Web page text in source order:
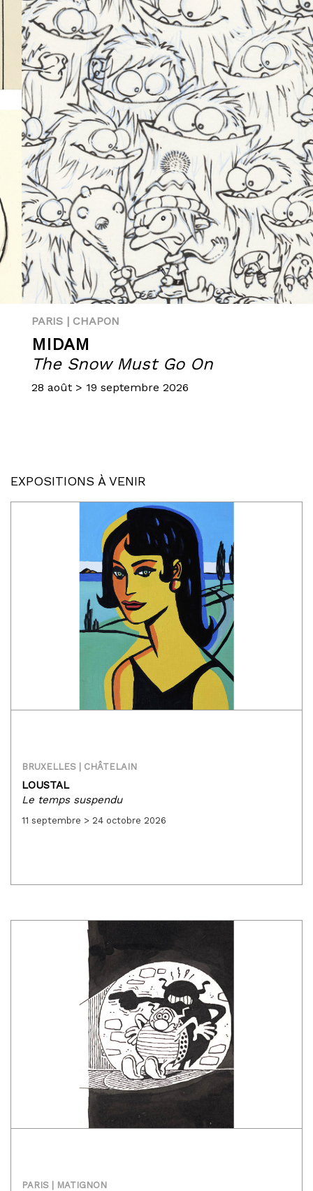
PARIS | CHAPON
MIDAM
The Snow Must Go On
28 août > 19 septembre 2026
EXPOSITIONS À VENIR
BRUXELLES | CHÂTELAIN
LOUSTAL
Le temps suspendu
11 septembre > 24 octobre 2026
PARIS | MATIGNON